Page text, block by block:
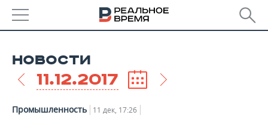
НОВОСТИ
НОВОСТИ
11.12.2017
Промышленность 11 дек, 17:26